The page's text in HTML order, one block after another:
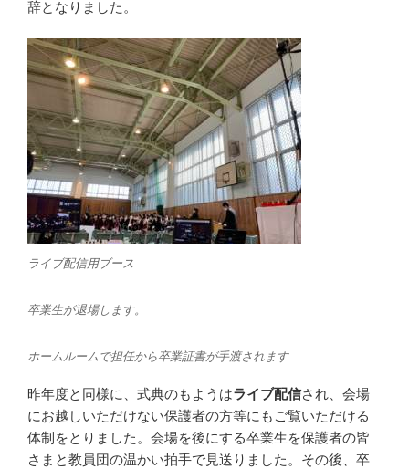
辞となりました。
ライブ配信用ブース
卒業生が退場します。
ホームルームで担任から卒業証書が手渡されます
昨年度と同様に、式典のもようはライブ配信され、会場
にお越しいただけない保護者の方等にもご覧いただける
体制をとりました。会場を後にする卒業生を保護者の皆
さまと教員団の温かい拍手で見送りました。その後、卒